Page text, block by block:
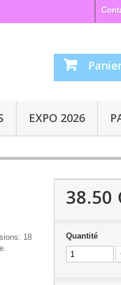
EXPO 2026
18
38.50
Quantité